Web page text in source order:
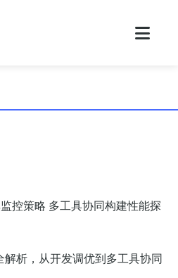
控策略 多工具协同构建性能探
解析，从开发调优到多工具协同